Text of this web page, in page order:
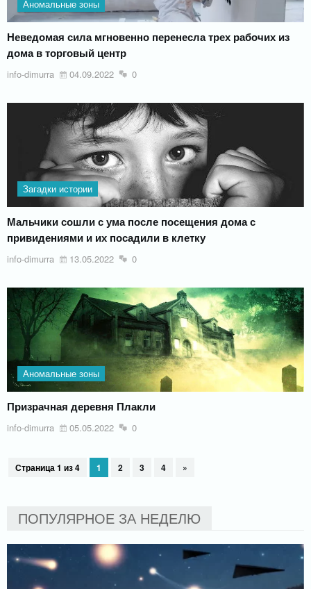
Аномальные зоны
Неведомая сила мгновенно перенесла трех рабочих из
дома в торговый центр
info-dimurra 04.09.2022 0
Загадки истории
Мальчики сошли с ума после посещения дома с
привидениями и их посадили в клетку
info-dimurra 13.05.2022 0
Аномальные зоны
Призрачная деревня Плакли
info-dimurra 05.05.2022 0
Страница 1 из 4 1 2 3 4 »
ПОПУЛЯРНОЕ ЗА НЕДЕЛЮ